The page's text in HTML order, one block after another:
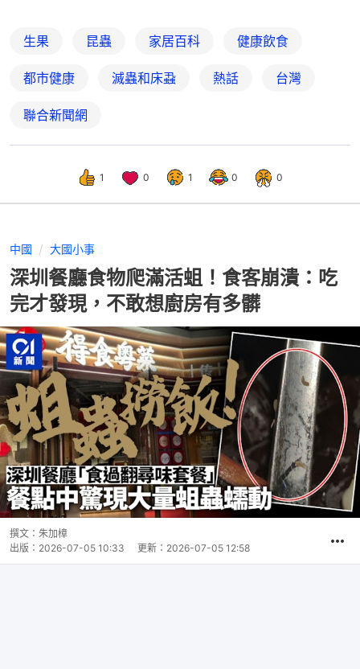
生果 昆蟲 家居百科 健康飲食
都市健康 滅蟲和床蝨 熱話 台灣
聯合新聞網
1 0 1 0 0
中國 大國小事
深圳餐廳食物爬滿活蛆！食客崩潰：吃
完才發現，不敢想廚房有多髒
撰文： 朱加樟
出版： 2026-07-05 10:33 更新： 2026-07-05 12:58